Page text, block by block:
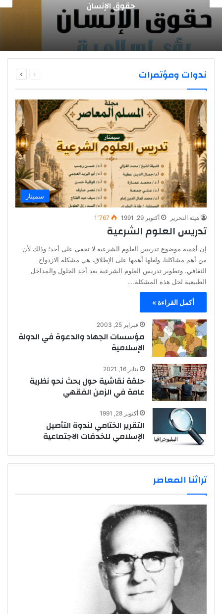
حقوق الإنسان
ندوات ومؤتمرات
الصفحة
سمينار
هيئة التحرير أكتوبر 29, 1991 1٬767
تدريس العلوم الشرعية
إن أهمية موضوع تدريس العلوم الشرعية لا تخفى على أحد؛ وذلك لأن
من أهم مشاكلنا، ولعلها أهمها على الإطلاق، هي مشكلة الازدواج
الثقافي. وتطوير تدريس العلوم الشرعية يعد أحد الحلول والمداخل
الطبيعية لحل هذه المشكلة،…
أكمل القراءة »
فبراير 25, 2003
مؤسسات الجهاد والدعوة في الدولة
الإسلامية
يناير 16, 2021
حلقة نقاشية حول بحث نحو نظرية
عامة في الزمن الفقهي
أكتوبر 28, 1991
التقرير الختامي لندوة التأصيل
الإسلامي للخدمَات الاجتماعية
تراثنا المعاصر